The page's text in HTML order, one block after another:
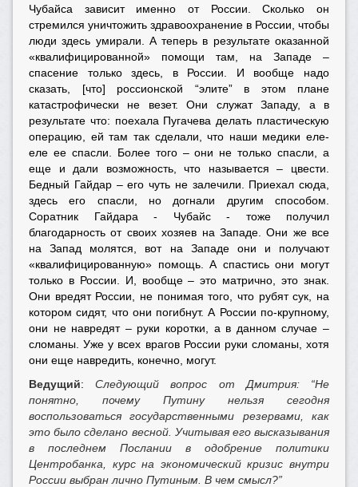
Чубайса зависит именно от России. Сколько он
стремился уничтожить здравоохранение в России, чтобы
люди здесь умирали. А теперь в результате оказанной
«квалифицированной» помощи там, на Западе –
спасение только здесь, в России. И вообще надо
сказать, [что] россионской “элите” в этом плане
катастрофически не везет. Они служат Западу, а в
результате что: поехала Пугачева делать пластическую
операцию, ей там так сделали, что наши медики еле-
еле ее спасли. Более того – они не только спасли, а
еще и дали возможность, что называется – цвести.
Бедный Гайдар – его чуть не залечили. Приехал сюда,
здесь его спасли, но догнали другим способом.
Соратник Гайдара - Чубайс - тоже получил
благодарность от своих хозяев на Западе. Они же все
на Запад молятся, вот на Западе они и получают
«квалифицированную» помощь. А спастись они могут
только в России. И, вообще – это матрично, это знак.
Они вредят России, не понимая того, что рубят сук, на
котором сидят, что они погибнут. А России по-крупному,
они не навредят – руки коротки, а в данном случае –
сломаны. Уже у всех врагов России руки сломаны, хотя
они еще навредить, конечно, могут.
Ведущий:Следующий вопрос от Дмитрия: “Не
понятно, почему Путину нельзя сегодня
воспользоваться государственными резервами, как
это было сделано весной. Учитывая его высказывания
в последнем Послании в одобрение политики
Центробанка, курс на экономический кризис внутри
России выбран лично Путиным. В чем смысл?”